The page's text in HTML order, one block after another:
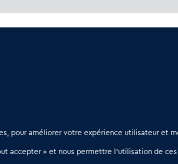
pour améliorer votre expérience utilisateur et
accepter » et nous permettre l’utilisation de